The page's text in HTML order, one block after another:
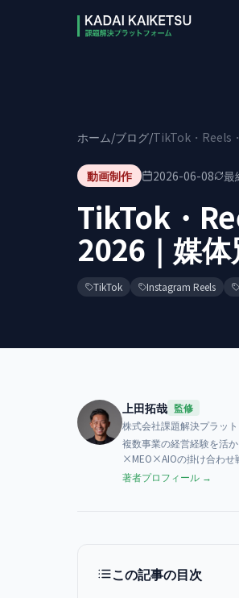
ホーム/ブログ/
動画制作 2026-06-08 最
TikTok・
2026｜媒
TikTok Instagram Reels
上田拓哉 監修
株式会社課題解決プラッ
複数事業の経営経験を活
×MEO×AIOの掛け合わせ
著者プロフィール →
この記事の目次